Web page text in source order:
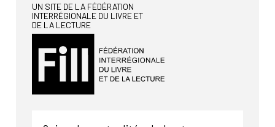
UN SITE DE LA FÉDÉRATION
INTERRÉGIONALE DU LIVRE ET
DE LA LECTURE